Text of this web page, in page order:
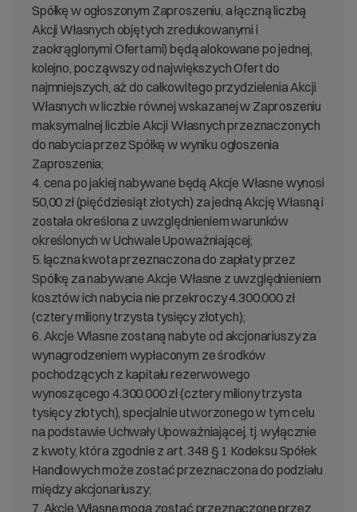
Spółkę w ogłoszonym Zaproszeniu, a łączną liczbą
Akcji Własnych objętych zredukowanymi i
zaokrąglonymi Ofertami) będą alokowane po jednej,
kolejno, począwszy od największych Ofert do
najmniejszych, aż do całkowitego przydzielenia Akcji
Własnych w liczbie równej wskazanej w Zaproszeniu
maksymalnej liczbie Akcji Własnych przeznaczonych
do nabycia przez Spółkę w wyniku ogłoszenia
Zaproszenia;
4. cena po jakiej nabywane będą Akcje Własne wynosi
50,00 zł (pięćdziesiąt złotych) za jedną Akcję Własną i
została określona z uwzględnieniem warunków
określonych w Uchwale Upoważniającej;
5. łączna kwota przeznaczona do zapłaty przez
Spółkę za nabywane Akcje Własne z uwzględnieniem
kosztów ich nabycia nie przekroczy 4.300.000 zł
(cztery miliony trzysta tysięcy złotych);
6. Akcje Własne zostaną nabyte od akcjonariuszy za
wynagrodzeniem wypłaconym ze środków
pochodzących z kapitału rezerwowego
wynoszącego 4.300.000 zł (cztery miliony trzysta
tysięcy złotych), specjalnie utworzonego w tym celu
na podstawie Uchwały Upoważniającej, tj. wyłącznie
z kwoty, która zgodnie z art. 348 § 1 Kodeksu Spółek
Handlowych może zostać przeznaczona do podziału
między akcjonariuszy;
7. Akcje Własne mogą zostać przeznaczone przez